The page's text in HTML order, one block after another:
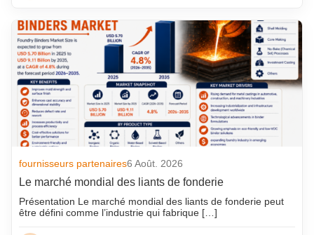
fournisseurs partenaires6 Août. 2026
Le marché mondial des liants de fonderie
Présentation Le marché mondial des liants de fonderie peut
être défini comme l’industrie qui fabrique […]